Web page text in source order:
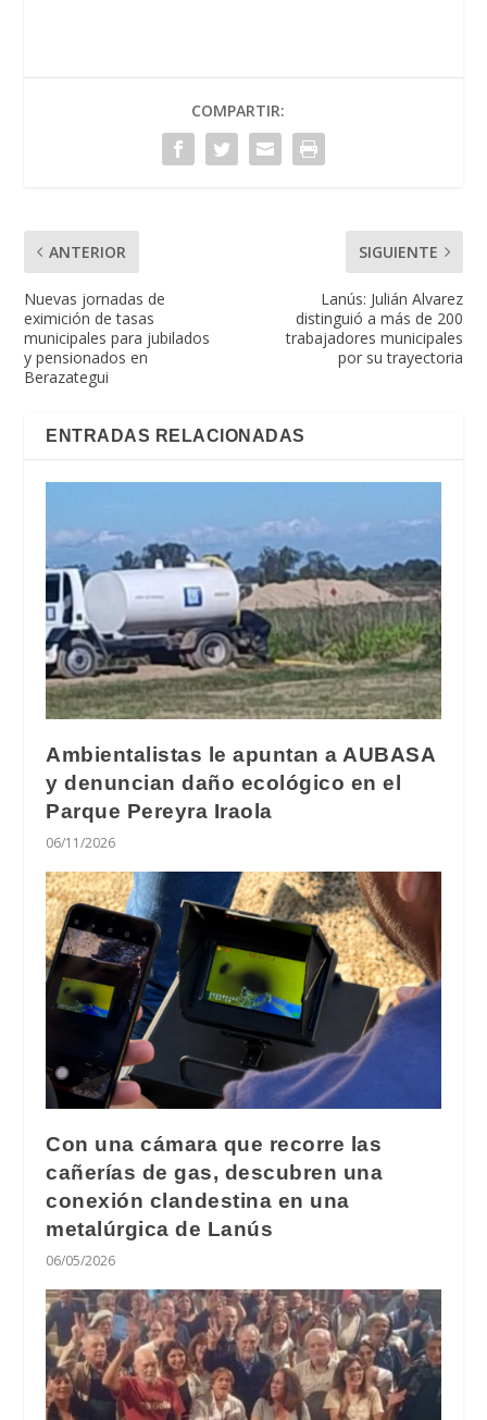
COMPARTIR:
ANTERIOR
Nuevas jornadas de
eximición de tasas
municipales para jubilados
y pensionados en
Berazategui
SIGUIENTE
Lanús: Julián Alvarez
distinguió a más de 200
trabajadores municipales
por su trayectoria
ENTRADAS RELACIONADAS
Ambientalistas le apuntan a AUBASA
y denuncian daño ecológico en el
Parque Pereyra Iraola
06/11/2026
Con una cámara que recorre las
cañerías de gas, descubren una
conexión clandestina en una
metalúrgica de Lanús
06/05/2026